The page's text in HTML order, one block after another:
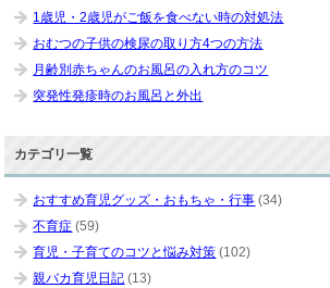
1歳児・2歳児がご飯を食べない時の対処法
おむつの子供の検尿の取り方4つの方法
月齢別赤ちゃんのお風呂の入れ方のコツ
突発性発疹時のお風呂と外出
カテゴリ一覧
おすすめ育児グッズ・おもちゃ・行事 (34)
不育症 (59)
育児・子育てのコツと悩み対策 (102)
親バカ育児日記 (13)